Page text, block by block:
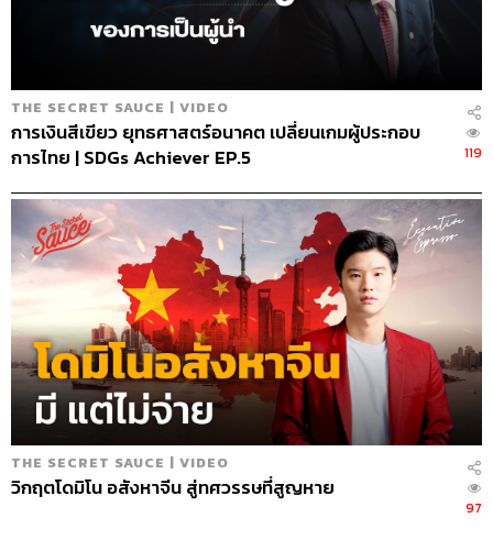
THE SECRET SAUCE | VIDEO
การเงินสีเขียว ยุทธศาสตร์อนาคต เปลี่ยนเกมผู้ประกอบ
การไทย | SDGs Achiever EP.5
119
THE SECRET SAUCE | VIDEO
วิกฤตโดมิโน อสังหาจีน สู่ทศวรรษที่สูญหาย
97